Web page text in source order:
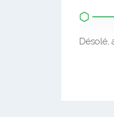
Désolé,